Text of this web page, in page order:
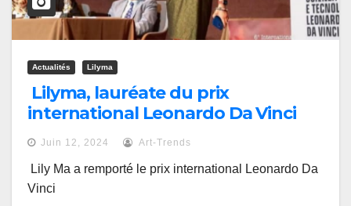
Actualités Lilyma
Lilyma, lauréate du prix
international Leonardo Da Vinci
Juin 12, 2024 Art-Trends
Lily Ma a remporté le prix international Leonardo Da
Vinci